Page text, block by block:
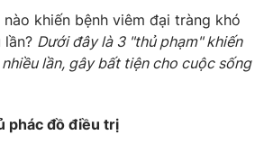
Vươn mình bằng AI
English
nào khiến bệnh viêm đại tràng khó
Dưới đây là 3 "thủ phạm" khiến
lần, gây bất tiện cho cuộc sống
phác đồ điều trị